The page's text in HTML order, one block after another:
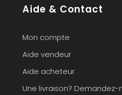
Aide & Contact
Mon compte
Aide vendeur
Aide acheteur
Une livraison? Demandez-